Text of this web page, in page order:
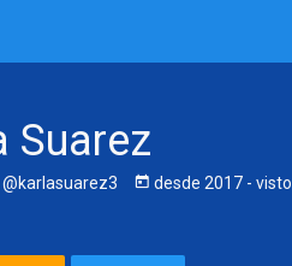
Suarez
@karlasuarez3 desde 2017 - visto